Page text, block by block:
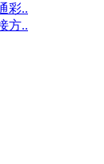
彩..
方..